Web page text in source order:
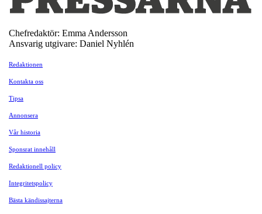
Chefredaktör: Emma Andersson
Ansvarig utgivare: Daniel Nyhlén
Redaktionen
Kontakta oss
Tipsa
Annonsera
Vår historia
Sponsrat innehåll
Redaktionell policy
Integritetspolicy
Bästa kändissajterna